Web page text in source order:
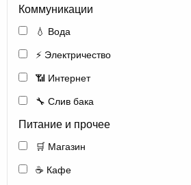
Коммуникации
💧 Вода
⚡ Электричество
📶 Интернет
🔧 Слив бака
Питание и прочее
🛒 Магазин
☕ Кафе